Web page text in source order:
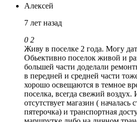
Алексей
7 лет назад
0 2
Живу в поселке 2 года. Могу
Обьективно поселок живой и
большей части доделали
в передней и средней части
хорошо освещаются в темное
поселка, всегда свежий воздух.
отсутствует магазин ( началась
пятерочка) и транспортная